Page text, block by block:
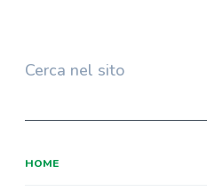
Cerca nel sito
HOME